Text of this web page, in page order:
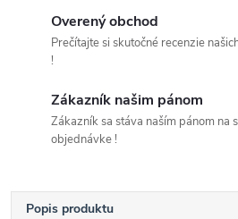
Overený obchod
Prečítajte si skutočné recenzie
!
Zákazník našim pánom
Zákazník sa stáva naším pánom na
objednávke !
Popis produktu